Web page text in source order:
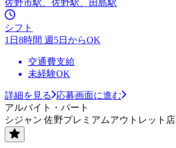
佐野市駅、佐野駅、田島駅
シフト
1日8時間 週5日からOK
交通費支給
未経験OK
詳細を見る
応募画面に進む
アルバイト・パート
シジャン 佐野プレミアムアウトレット店